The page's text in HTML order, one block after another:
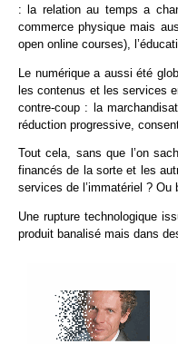
: la relation au temps a
commerce physique mais
open online courses),
Le numérique a aussi été
les contenus et les services
contre-coup : la
réduction progressive,
Tout cela, sans que l’on
financés de la sorte et les
services de l’immatériel ? Ou
Une rupture technologique
produit banalisé mais dans